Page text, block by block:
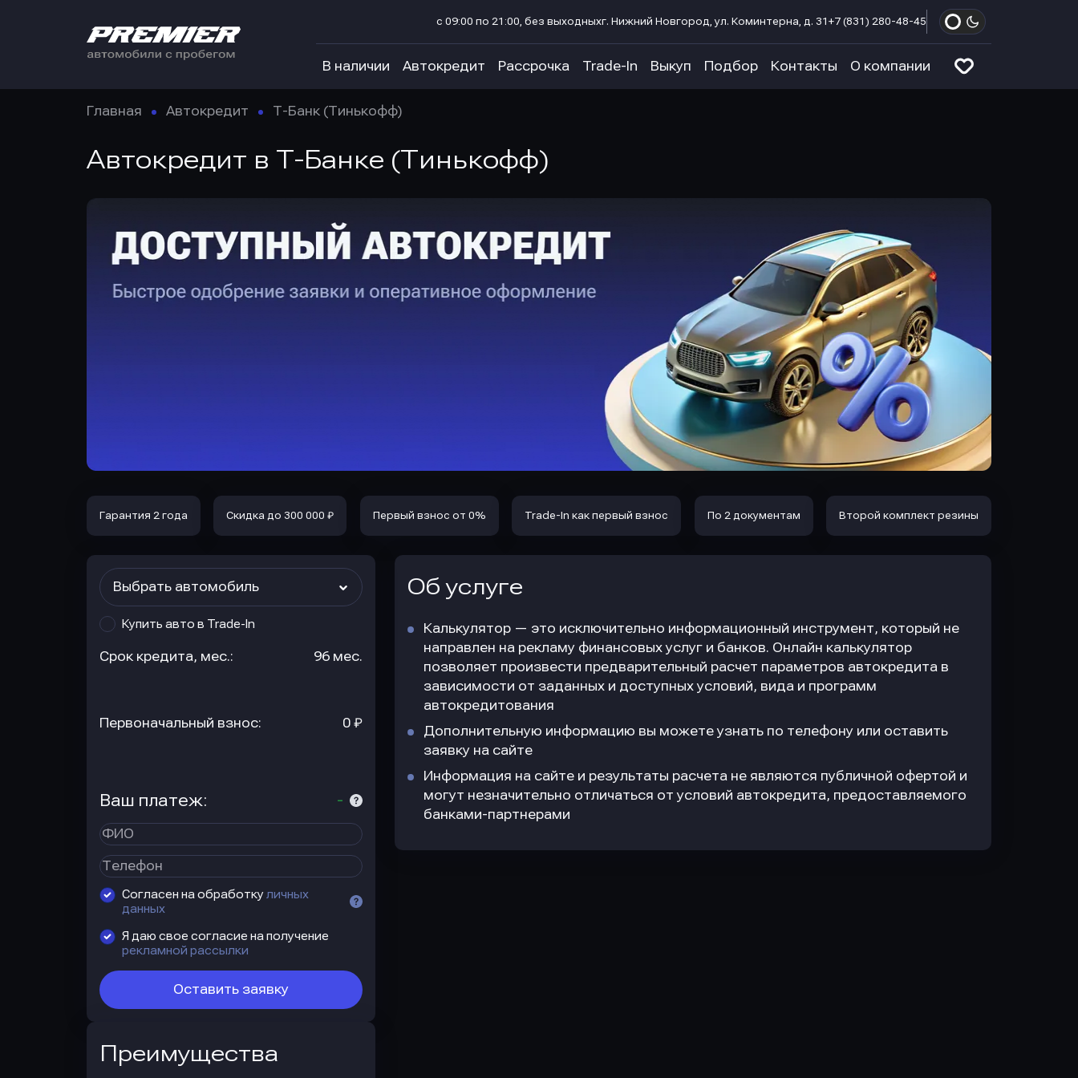
с 09:00 по 21:00, без выходныхг. Нижний Новгород, ул. Коминтерна, д. 31 +7 (831) 280-48-45
В наличии Автокредит Рассрочка Trade-In Выкуп Подбор Контакты О компании
Главная Автокредит Т-Банк (Тинькофф)
Автокредит в Т-Банке (Тинькофф)
Гарантия 2 года Скидка до 300 000 ₽ Первый взнос от 0% Trade-In как первый взнос По 2 документам Второй комплект резины
Выбрать автомобиль
Купить авто в Trade-In
Срок кредита, мес.: 96 мес.
Первоначальный взнос: 0 ₽
Ваш платеж: -
Согласен на обработку личных
данных
Я даю свое согласие на получение
рекламной рассылки
Оставить заявку
Преимущества
Об услуге
Калькулятор — это исключительно информационный инструмент, который не
направлен на рекламу финансовых услуг и банков. Онлайн калькулятор
позволяет произвести предварительный расчет параметров автокредита в
зависимости от заданных и доступных условий, вида и программ
автокредитования
Дополнительную информацию вы можете узнать по телефону или оставить
заявку на сайте
Информация на сайте и результаты расчета не являются публичной офертой и
могут незначительно отличаться от условий автокредита, предоставляемого
банками-партнерами